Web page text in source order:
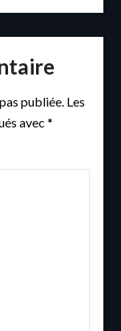
publiée. Les
avec *